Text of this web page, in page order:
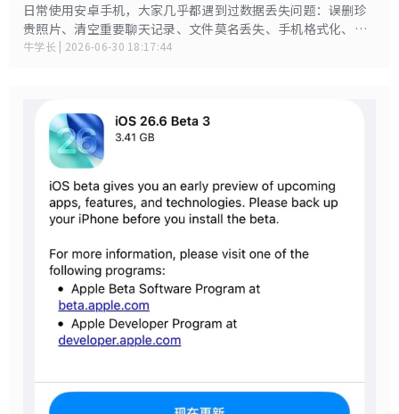
日常使用安卓手机，大家几乎都遇到过数据丢失问题：误删珍
贵照片、清空重要聊天记录、文件莫名丢失、手机格式化、系
统更新后数据不见、卡顿死机导致资料损坏……很多人第一时
牛学长 | 2026-06-30 18:17:44